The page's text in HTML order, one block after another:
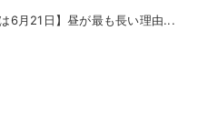
6月21日】昼が最も長い理由...